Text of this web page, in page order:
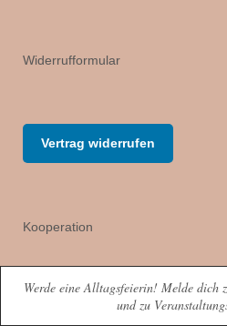
Widerrufformular
Vertrag widerrufen
Kooperation
Werde eine Alltagsfeierin! Melde dich